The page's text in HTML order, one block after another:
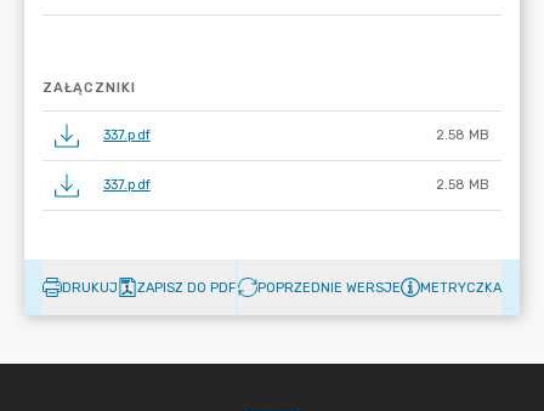
ZAŁĄCZNIKI
337.pdf 2.58 MB
337.pdf 2.58 MB
DRUKUJ ZAPISZ DO PDF POPRZEDNIE WERSJE METRYCZKA